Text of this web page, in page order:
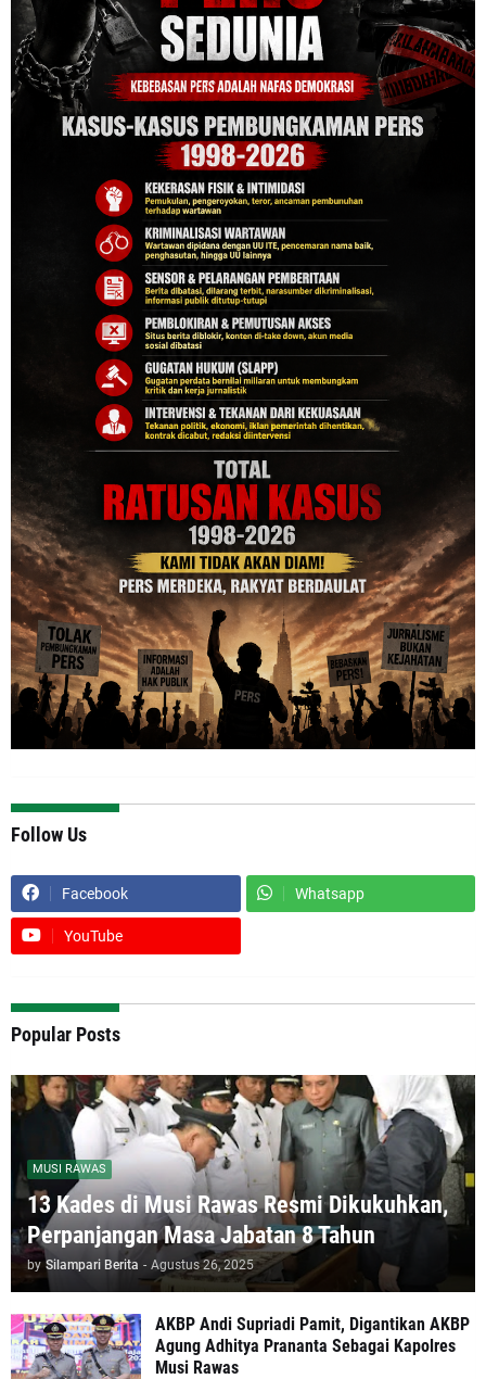
Follow Us
Facebook Whatsapp
YouTube
Popular Posts
MUSI RAWAS
13 Kades di Musi Rawas Resmi Dikukuhkan,
Perpanjangan Masa Jabatan 8 Tahun
by Silampari Berita - Agustus 26, 2025
AKBP Andi Supriadi Pamit, Digantikan AKBP
Agung Adhitya Prananta Sebagai Kapolres
Musi Rawas